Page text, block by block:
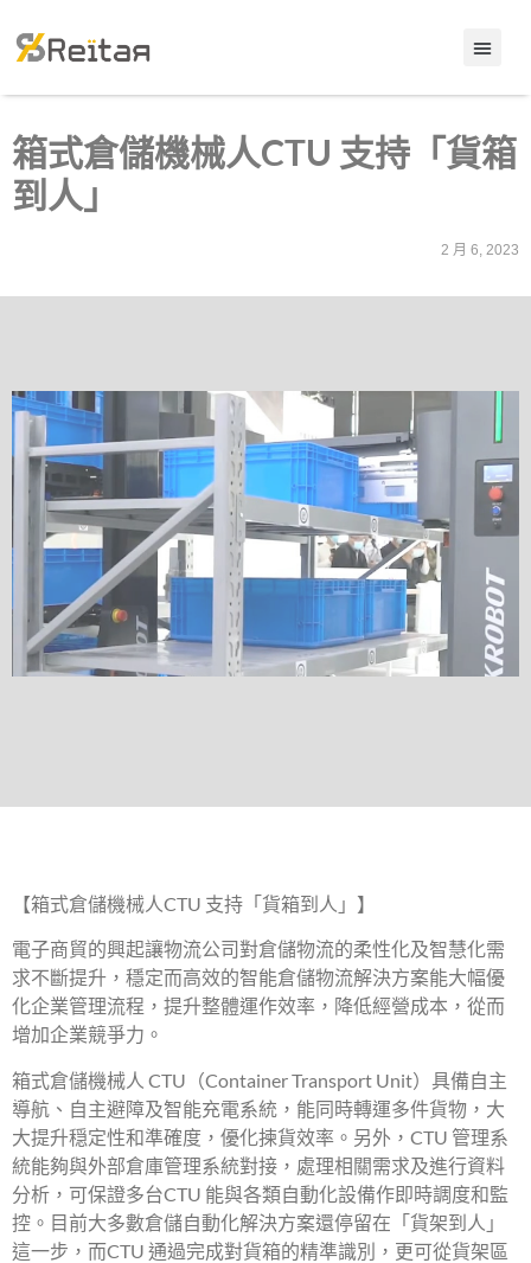
箱式倉儲機械人CTU 支持「貨箱
到人」
2 月 6, 2023
【箱式倉儲機械人CTU 支持「貨箱到人」】
電子商貿的興起讓物流公司對倉儲物流的柔性化及智慧化需
求不斷提升，穩定而高效的智能倉儲物流解決方案能大幅優
化企業管理流程，提升整體運作效率，降低經營成本，從而
增加企業競爭力。
箱式倉儲機械人 CTU（Container Transport Unit）具備自主
導航、自主避障及智能充電系統，能同時轉運多件貨物，大
大提升穏定性和準確度，優化揀貨效率。另外，CTU 管理系
統能夠與外部倉庫管理系統對接，處理相關需求及進行資料
分析，可保證多台CTU 能與各類自動化設備作即時調度和監
控。目前大多數倉儲自動化解決方案還停留在「貨架到人」
這一步，而CTU 通過完成對貨箱的精準識別，更可從貨架區